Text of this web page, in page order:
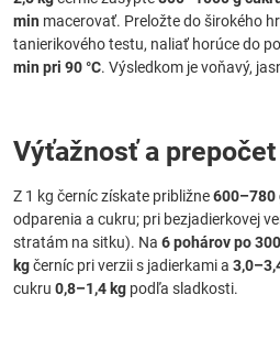
min macerovať. Preložte do širokého
tanierikového testu, naliať horúce do
min pri 90 °C. Výsledkom je voňavý,
Výťažnosť a
Z 1 kg černíc získate približne600–780
odparenia a cukru; pri bezjadierkovej
stratám na sitku). Na 6 pohárov po
kgčerníc pri verzii s jadierkami a
cukru 0,8–1,4 kg podľa sladkosti.